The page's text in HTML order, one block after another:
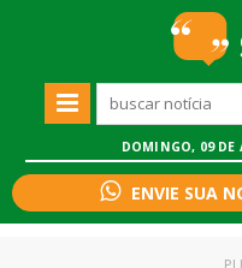
DOMINGO, 09 DE
ENVIE SUA